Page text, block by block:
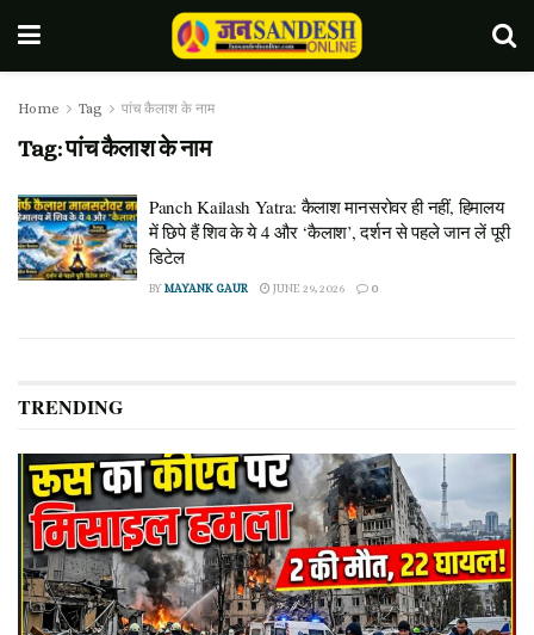
Home Tag पांच कैलाश के नाम
Tag:पांच कैलाश के नाम
Panch Kailash Yatra: कैलाश मानसरोवर ही नहीं, हिमालय
में छिपे हैं शिव के ये 4 और ‘कैलाश’, दर्शन से पहले जान लें पूरी
डिटेल
BYMAYANK GAUR JUNE 29, 2026 0
TRENDING